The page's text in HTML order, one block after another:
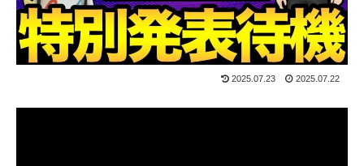
2025.07.23 2025.07.22